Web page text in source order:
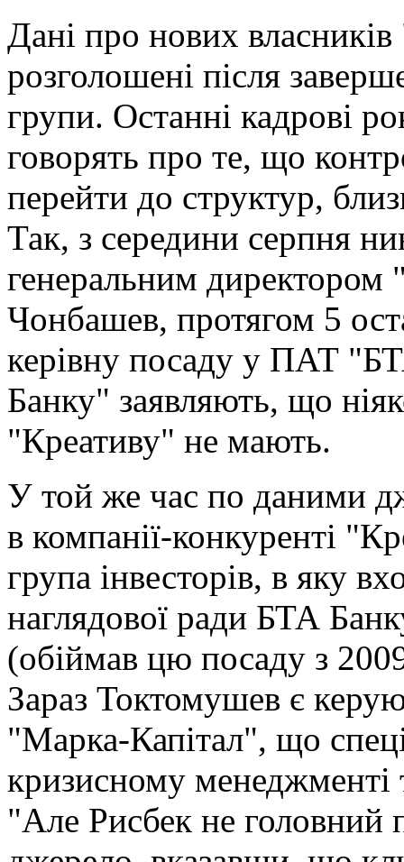
Дані про нових
розголошені після
групи. Останні кадрові
говорять про те, що
перейти до структур,
Так, з середини серпня
генеральним директором
Чонбашев, протягом 5
керівну посаду у ПАТ
Банку" заявляють, що
"Креативу" не мають.
У той же час по даними
в компанії-конкуренті
група інвесторів, в яку
наглядової ради БТА
(обіймав цю посаду з
Зараз Токтомушев є
"Марка-Капітал", що
кризисному менеджменті
"Але Рисбек не головний